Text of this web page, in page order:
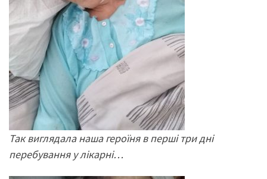
Так виглядала наша героїня в перші три дні
перебування у лікарні…